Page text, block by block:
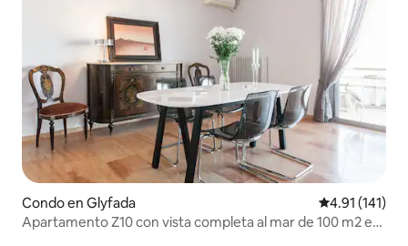
Condo en Glyfada Calificación
4.91 (141)
Apartamento Z10 con vista completa al mar de 100 m2 en